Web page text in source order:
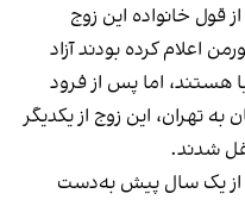
گزارشی از قول خانواده این زوج
اعلام کرده بودند آزاد
هستند، اما پس از فرود
به تهران، این زوج از یکدیگر
شدند.
از یک سال پیش به‌دست